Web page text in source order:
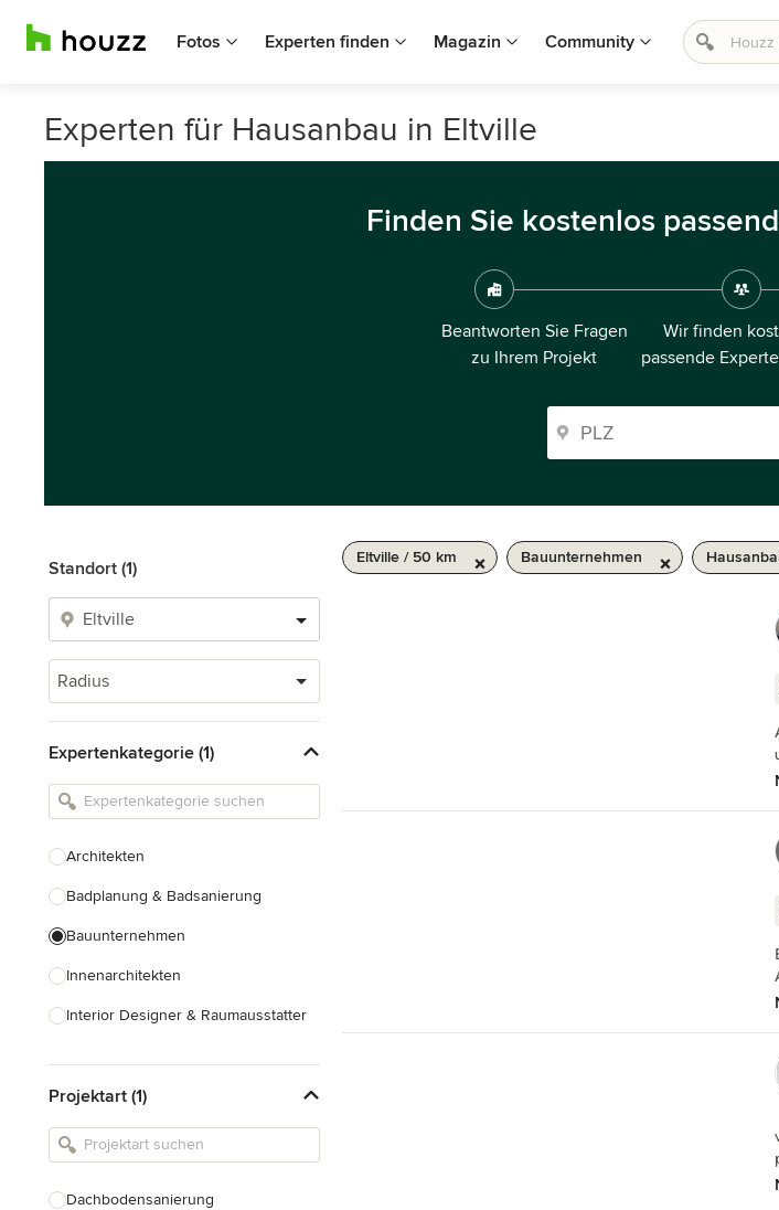
Fotos Experten finden Magazin Community
Experten für Hausanbau in Eltville
Finden Sie kostenlos
Beantworten Sie Fragen
zu Ihrem Projekt
Wir finden
passende
Standort (1)
Radius
Expertenkategorie (1)
Architekten
Badplanung & Badsanierung
Bauunternehmen
Innenarchitekten
Interior Designer & Raumausstatter
Landschaftsarchitekten
Armaturen & Sanitärbedarf
Projektart (1)
Dachbodensanierung
Eltville / 50 km Bauunternehmen